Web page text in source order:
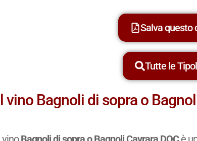
Salva questo
Tutte le
vino Bagnoli di sopra o